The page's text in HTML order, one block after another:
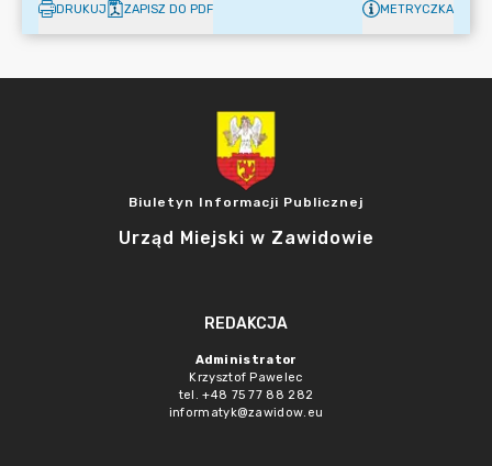
DRUKUJ ZAPISZ DO PDF METRYCZKA
Biuletyn Informacji Publicznej
Urząd Miejski w Zawidowie
REDAKCJA
Administrator
Krzysztof Pawelec
tel. +48 75 77 88 282
informatyk@zawidow.eu